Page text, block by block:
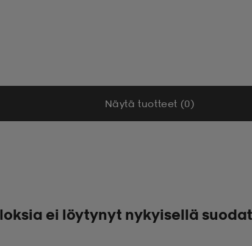
Näytä tuotteet (0)
ei löytynyt nykyisellä